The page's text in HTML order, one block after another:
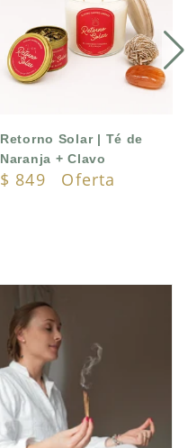
Naranja
+
Clavo
Retorno Solar | Té de
Naranja + Clavo
Translation
$ 849 Oferta